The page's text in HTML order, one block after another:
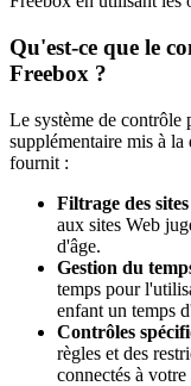
Qu'est-ce que le
Freebox ?
Le système de contrôle
supplémentaire mis à
fournit :
Filtrage des
aux sites Web
d'âge.
Gestion du
temps pour
enfant un temps
Contrôles
règles et des
connectés à